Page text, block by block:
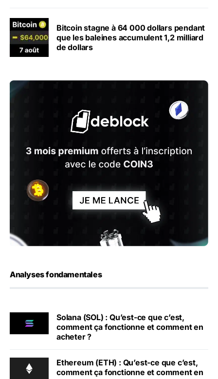
Bitcoin stagne à 64 000 dollars pendant
que les baleines accumulent 1,2 milliard
de dollars
Analyses fondamentales
Solana (SOL) : Qu’est-ce que c’est,
comment ça fonctionne et comment en
acheter ?
Ethereum (ETH) : Qu’est-ce que c’est,
comment ça fonctionne et comment en